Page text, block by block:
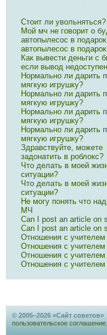
Стоит ли увольняться?
Мой мч не говорит о
автопылесос в подарок
автопылесос в подарок
Как вывести деньги с
если вывод недоступен
Нормально ли дарить
мягкую игрушку?
Нормально ли дарить
мягкую игрушку?
Нормально ли дарить
мягкую игрушку?
Нормально ли дарить
мягкую игрушку?
Здравствуйте, можете
задонатить в роблокс?
Что делать в моей
ситуации?
Что делать в моей
ситуации?
Не могу понять что
МЧ
Can I post an article on
Can I post an article on
Отношения с учителем
Отношения с учителем
Отношения с учителем
Отношения с учителем
© 2005–2026 «Сайт советов»
пользовательское соглашение